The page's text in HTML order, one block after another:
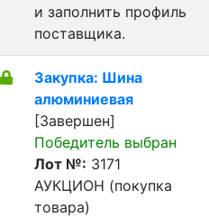
и заполнить профиль
поставщика.
Закупка: Шина
алюминиевая
[Завершен]
Победитель выбран
Лот №: 3171
АУКЦИОН (покупка
товара)